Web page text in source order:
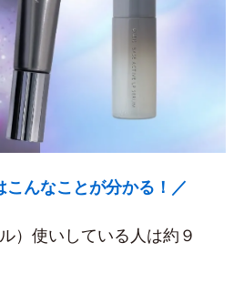
こんなことが分かる！／
）使いしている人は約９